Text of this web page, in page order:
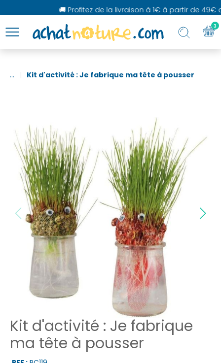
🚚 Profitez de la livraison à 1€ à partir de 49€
... Kit d'activité : Je fabrique ma tête à pousser
Kit d'activité : Je fabrique
ma tête à pousser
3